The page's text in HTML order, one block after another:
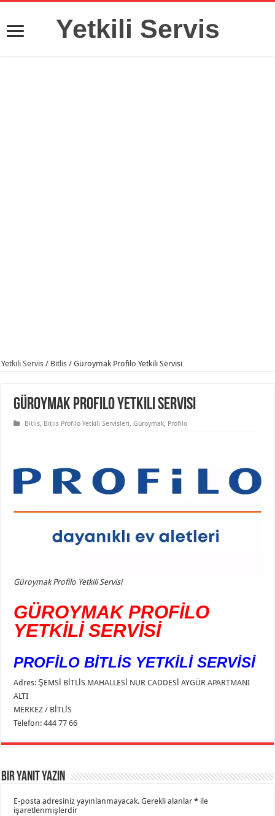
Yetkili Servis
Yetkili Servis / Bitlis / Güroymak Profilo Yetkili Servisi
Güroymak Profilo Yetkili Servisi
Bitlis, Bitlis Profilo Yetkili Servisleri,Güroymak, Profilo
Güroymak Profilo Yetkili Servisi
GÜROYMAK PROFİLO
YETKİLİ SERVİSİ
PROFİLO BİTLİS YETKİLİ SERVİSİ
Adres: ŞEMSİ BİTLİS MAHALLESİ NUR CADDESİ AYGÜR APARTMANI
ALTI
MERKEZ / BİTLİS
Telefon: 444 77 66
Bir yanıt yazın
E-posta adresiniz yayınlanmayacak. Gerekli alanlar* ile
işaretlenmişlerdir